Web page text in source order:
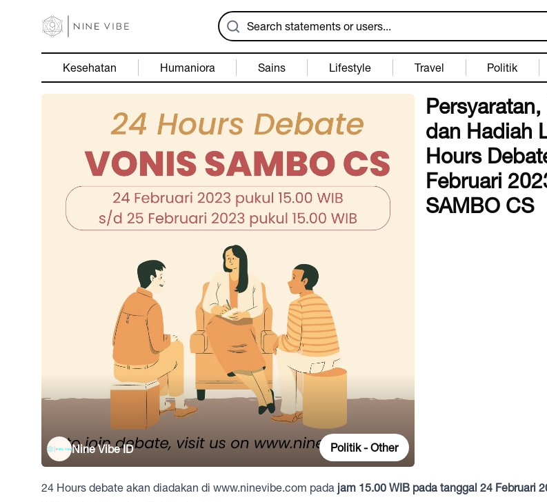
Kesehatan Humaniora Sains Lifestyle Travel Politik
dan Hadiah
Hours
Februari
SAMBO CS
Nine Vibe ID Politik - Other
24 Hours debate akan diadakan di www.ninevibe.com pada jam 15.00 WIB pada tanggal 24 Februari